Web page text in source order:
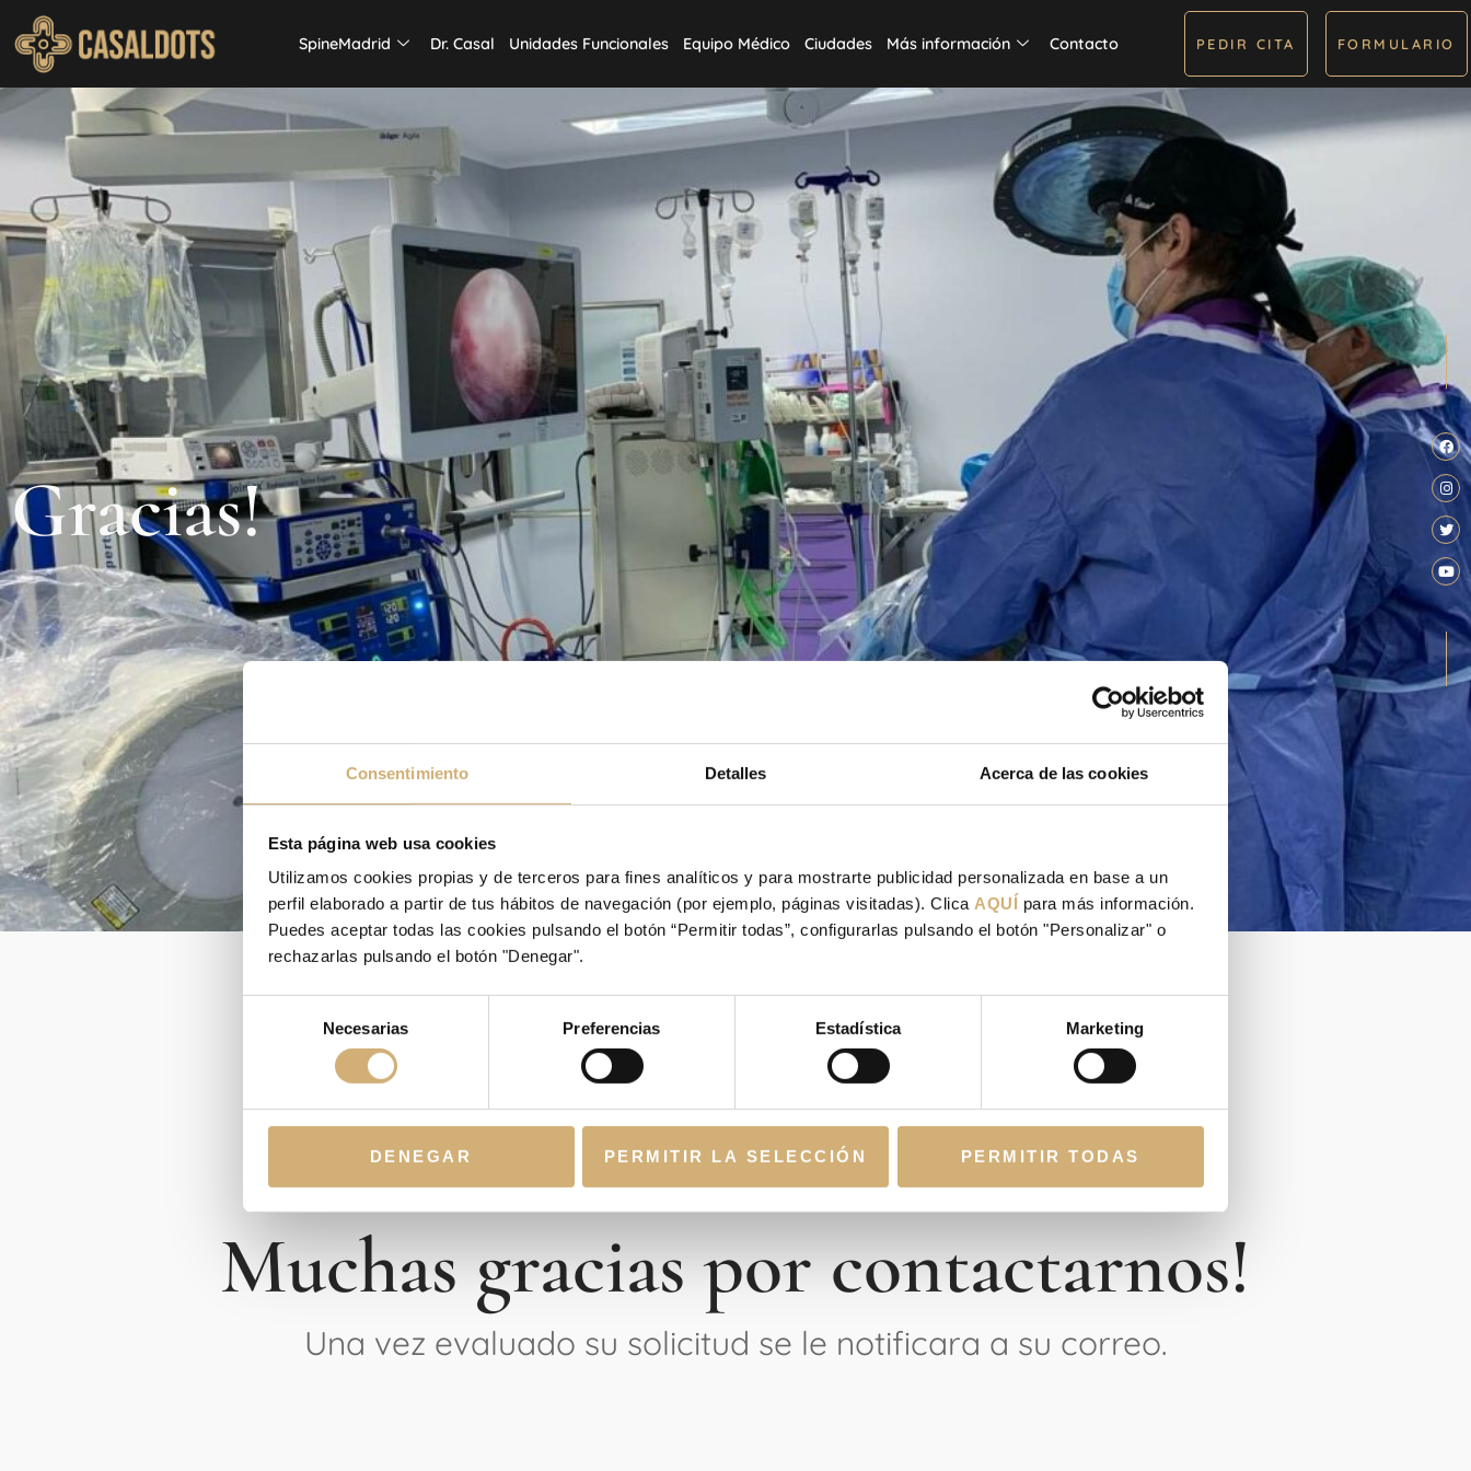
Consentimiento Detalles Acerca de las cookies
Esta página web usa cookies
Utilizamos cookies propias y de terceros para fines analíticos y para mostrarte publicidad personalizada en base a un
perfil elaborado a partir de tus hábitos de navegación (por ejemplo, páginas visitadas). Clica AQUÍ para más información.
Puedes aceptar todas las cookies pulsando el botón “Permitir todas”, configurarlas pulsando el botón "Personalizar" o
rechazarlas pulsando el botón "Denegar".
consentimiento
Necesarias Preferencias Estadística Marketing
DENEGAR PERMITIR LA SELECCIÓN PERMITIR TODAS
SpineMadrid Dr. Casal Unidades Funcionales Equipo Médico Ciudades Más información Contacto PEDIR CITA FORMULARIO
Gracias!
Muchas gracias por contactarnos!
Una vez evaluado su solicitud se le notificara a su correo.